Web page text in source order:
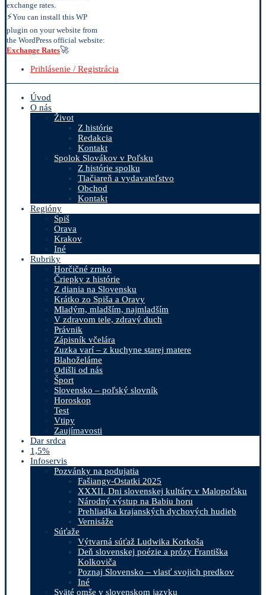
exchange rates.
⚡You can install this WP
plugin on your website from
the WordPress official website:
Exchange Rates🚀
Prihlásenie / Registrácia
Úvod
O nás
Život
Z histórie
Redakcia
Kontakt
Spolok Slovákov v Poľsku
Z histórie spolku
Tlačiareň a vydavateľstvo
Obchod
Kontakt
Regióny
Spiš
Orava
Krakov
Iné
Rubriky
Horčičné zrnko
Čriepky z histórie
Z diania na Slovensku
Krátko zo Spiša a Oravy
Mladým, mladším, najmladším
V zdravom tele, zdravý duch
Právnik
Zápisník včelára
Zuzka varí – z kuchyne starej matere
Blahoželáme
Odišli od nás
Šport
Slovensko – poľský slovník
Horoskop
Test
Vtipy
Zaujímavosti
Dar srdca
1,5%
Infoservis
Pozvánky na podujatia
Fašiangy-Ostatki 2025
XXXII. Dni slovenskej kultúry v Malopoľsku
Národný výstup na Babiu horu
Prehliadka krajanských dychových hudieb
Vernisáže
Súťaže
Výtvarná súťaž Ludwika Korkoša
Deň slovenskej poézie a prózy Františka
Kolkoviča
Poznaj Slovensko – vlasť svojich predkov
Iné
Sväté omše v slovenskom jazyku